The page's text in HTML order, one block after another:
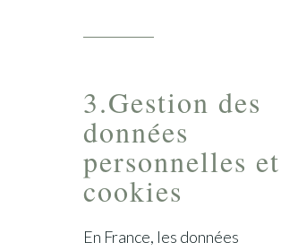
3.Gestion des
données
personnelles et
cookies
En France, les données